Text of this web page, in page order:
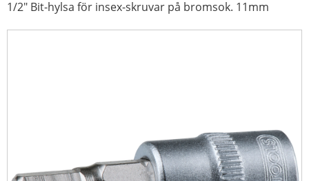
1/2" Bit-hylsa för insex-skruvar på bromsok. 11mm